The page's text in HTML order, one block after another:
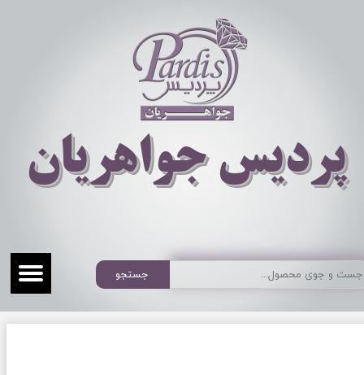
​​​​پردیس جواهریان
جستجو